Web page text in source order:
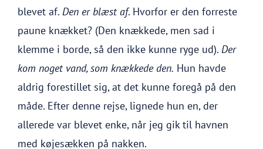
blevet af. Den er blæst af. Hvorfor er den forreste
paune knækket? (Den knækkede, men sad i
klemme i borde, så den ikke kunne ryge ud). Der
kom noget vand, som knækkede den. Hun havde
aldrig forestillet sig, at det kunne foregå på den
måde. Efter denne rejse, lignede hun en, der
allerede var blevet enke, når jeg gik til havnen
med køjesækken på nakken.